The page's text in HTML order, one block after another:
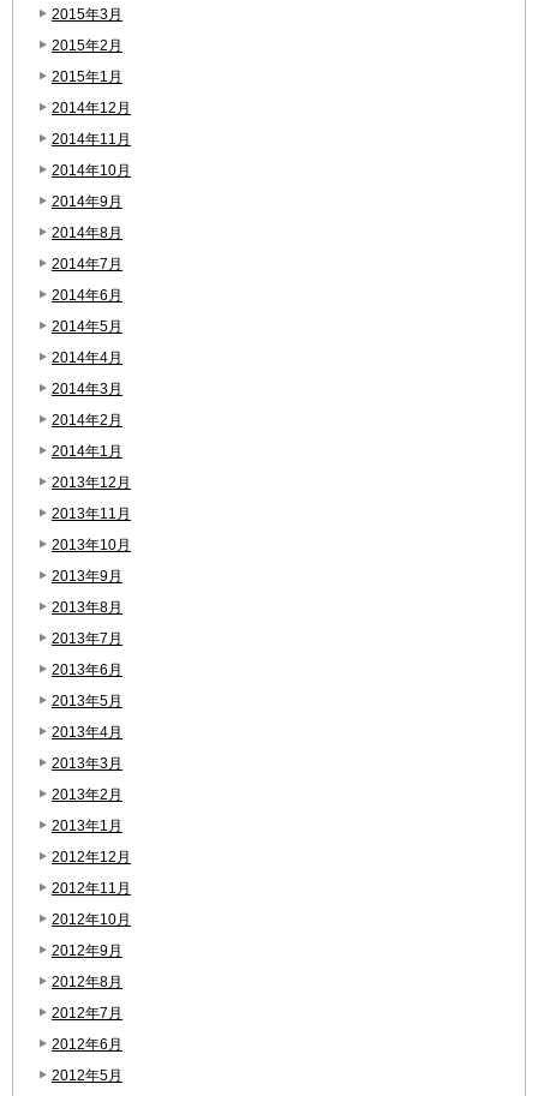
2015年3月
2015年2月
2015年1月
2014年12月
2014年11月
2014年10月
2014年9月
2014年8月
2014年7月
2014年6月
2014年5月
2014年4月
2014年3月
2014年2月
2014年1月
2013年12月
2013年11月
2013年10月
2013年9月
2013年8月
2013年7月
2013年6月
2013年5月
2013年4月
2013年3月
2013年2月
2013年1月
2012年12月
2012年11月
2012年10月
2012年9月
2012年8月
2012年7月
2012年6月
2012年5月